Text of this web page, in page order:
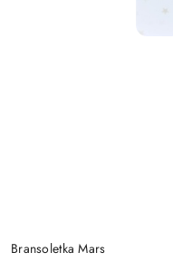
Bransoletka Mars